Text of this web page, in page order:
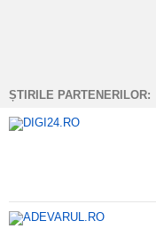
ȘTIRILE PARTENERILOR: